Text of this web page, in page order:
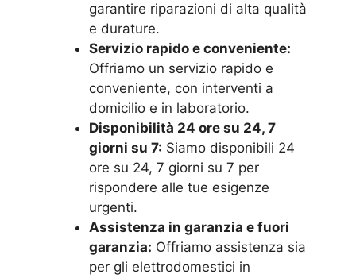
garantire riparazioni di alta qualità
e durature.
Servizio rapido e conveniente:
Offriamo un servizio rapido e
conveniente, con interventi a
domicilio e in laboratorio.
Disponibilità 24 ore su 24, 7
giorni su 7: Siamo disponibili 24
ore su 24, 7 giorni su 7 per
rispondere alle tue esigenze
urgenti.
Assistenza in garanzia e fuori
garanzia: Offriamo assistenza sia
per gli elettrodomestici in